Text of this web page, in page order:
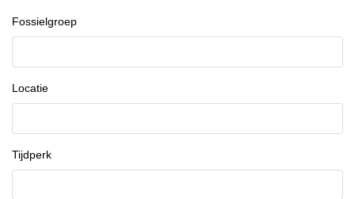
Fossielgroep
Locatie
Tijdperk